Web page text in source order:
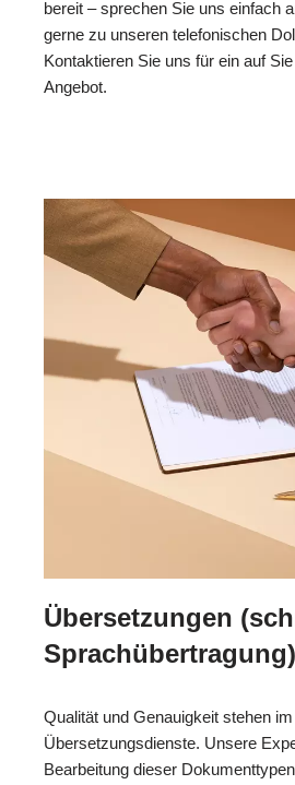
bereit – sprechen Sie uns einfach
gerne zu unseren telefonischen
Kontaktieren Sie uns für ein auf
Angebot.
Übersetzungen
Sprachübertragung)
Qualität und Genauigkeit stehen
Übersetzungsdienste. Unsere
Bearbeitung dieser